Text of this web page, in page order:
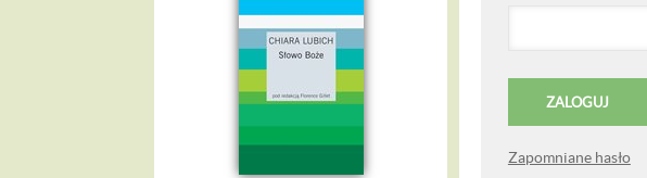
Zapomniane hasło